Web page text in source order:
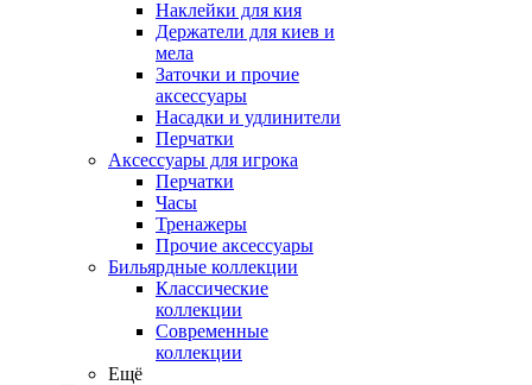
Наклейки для кия
Держатели для киев и
мела
Заточки и прочие
аксессуары
Насадки и удлинители
Перчатки
Аксессуары для игрока
Перчатки
Часы
Тренажеры
Прочие аксессуары
Бильярдные коллекции
Классические
коллекции
Современные
коллекции
Ещё